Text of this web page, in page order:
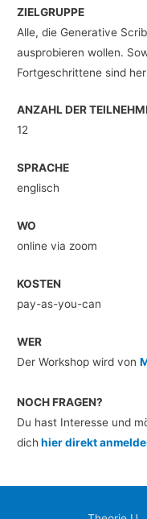
ZIELGRUPPE
Alle, die Generative
ausprobieren wollen.
Fortgeschrittene sind
ANZAHL DER
12
SPRACHE
englisch
WO
online via zoom
KOSTEN
pay-as-you-can
WER
Der Workshop wird von
NOCH FRAGEN?
Du hast Interesse und
dich hier direkt